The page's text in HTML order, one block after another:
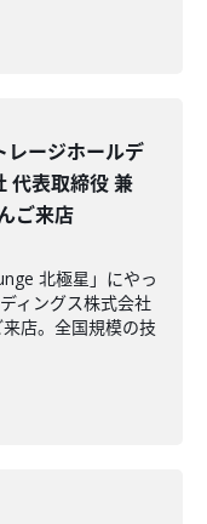
レージホールデ
代表取締役 兼
ご来店
北極星」にやっ
ィングス株式会社
店。全国規模の技